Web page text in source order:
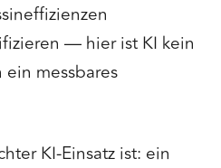
— hier ist KI kein
messbares
KI-Einsatz ist: ein